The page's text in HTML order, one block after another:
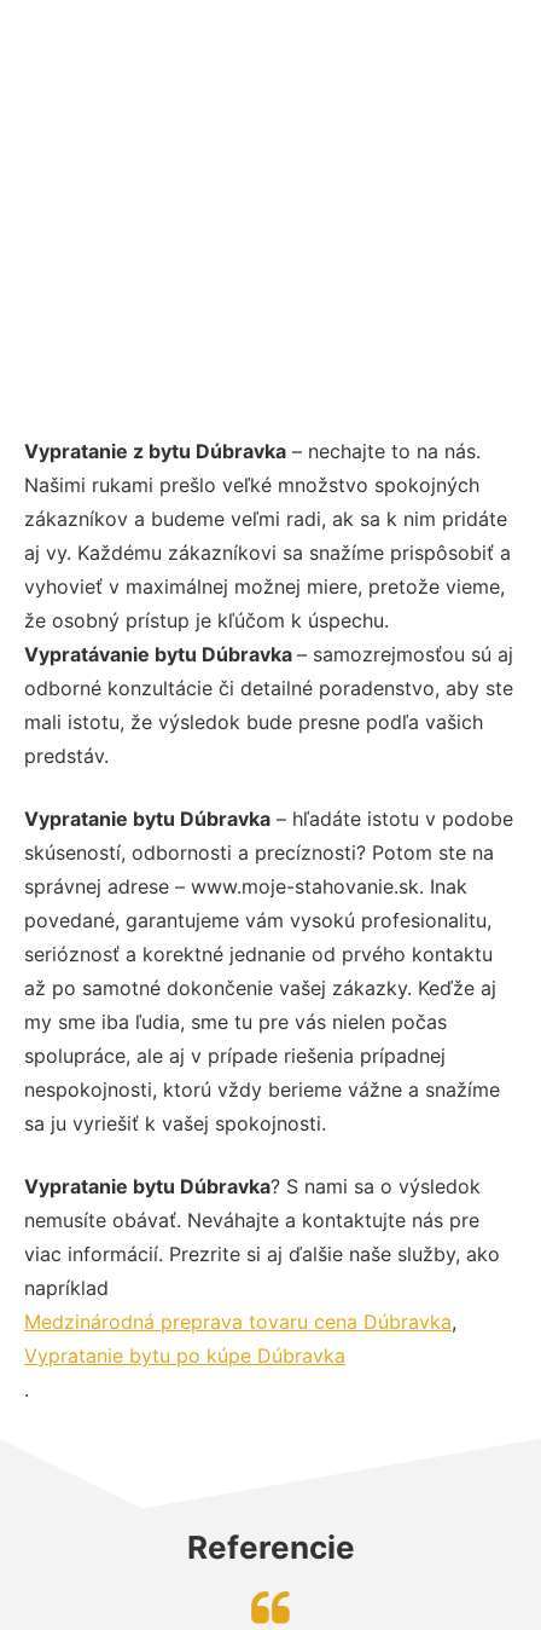
Vypratanie z bytu Dúbravka – nechajte to na nás.
Našimi rukami prešlo veľké množstvo spokojných
zákazníkov a budeme veľmi radi, ak sa k nim pridáte
aj vy. Každému zákazníkovi sa snažíme prispôsobiť a
vyhovieť v maximálnej možnej miere, pretože vieme,
že osobný prístup je kľúčom k úspechu.
Vypratávanie bytu Dúbravka – samozrejmosťou sú aj
odborné konzultácie či detailné poradenstvo, aby ste
mali istotu, že výsledok bude presne podľa vašich
predstáv.
Vypratanie bytu Dúbravka – hľadáte istotu v podobe
skúseností, odbornosti a precíznosti? Potom ste na
správnej adrese – www.moje-stahovanie.sk. Inak
povedané, garantujeme vám vysokú profesionalitu,
serióznosť a korektné jednanie od prvého kontaktu
až po samotné dokončenie vašej zákazky. Keďže aj
my sme iba ľudia, sme tu pre vás nielen počas
spolupráce, ale aj v prípade riešenia prípadnej
nespokojnosti, ktorú vždy berieme vážne a snažíme
sa ju vyriešiť k vašej spokojnosti.
Vypratanie bytu Dúbravka? S nami sa o výsledok
nemusíte obávať. Neváhajte a kontaktujte nás pre
viac informácií. Prezrite si aj ďalšie naše služby, ako
napríklad
Medzinárodná preprava tovaru cena Dúbravka,
Vypratanie bytu po kúpe Dúbravka
.
Referencie